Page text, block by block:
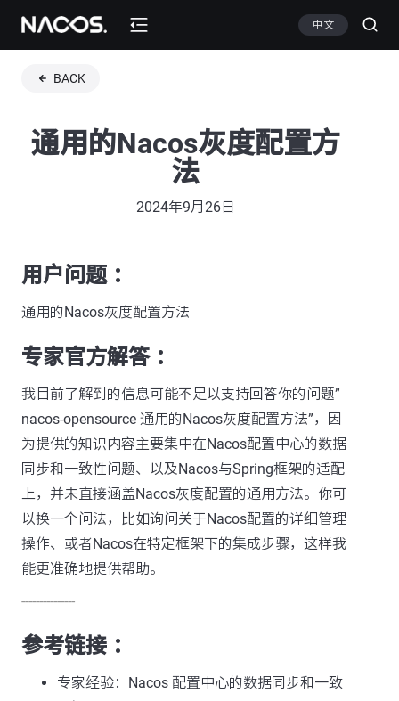
中文
BACK
通用的Nacos灰度配置方
法
2024年9月26日
用户问题 ：
通用的Nacos灰度配置方法
专家官方解答 ：
我目前了解到的信息可能不足以支持回答你的问题”
nacos-opensource 通用的Nacos灰度配置方法”，因
为提供的知识内容主要集中在Nacos配置中心的数据
同步和一致性问题、以及Nacos与Spring框架的适配
上，并未直接涵盖Nacos灰度配置的通用方法。你可
以换一个问法，比如询问关于Nacos配置的详细管理
操作、或者Nacos在特定框架下的集成步骤，这样我
能更准确地提供帮助。
---------------
参考链接 ：
专家经验：Nacos 配置中心的数据同步和一致